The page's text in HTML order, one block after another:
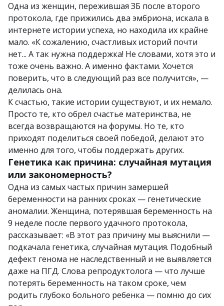
Одна из женщин, пережившая ЗБ после второго
протокола, где прижились два эмбриона, искала в
интернете истории успеха, но находила их крайне
мало. «К сожалению, счастливых историй почти
нет... А так нужна поддержка! Не словами, хотя это и
тоже очень важно. А именно фактами. Хочется
поверить, что в следующий раз все получится», —
делилась она.
К счастью, такие истории существуют, и их немало.
Просто те, кто обрел счастье материнства, не
всегда возвращаются на форумы. Но те, кто
приходят поделиться своей победой, делают это
именно для того, чтобы поддержать других.
Генетика как причина: случайная мутация
или закономерность?
Одна из самых частых причин замершей
беременности на ранних сроках — генетические
аномалии. Женщина, потерявшая беременность на
9 неделе после первого удачного протокола,
рассказывает: «В этот раз причину мы выяснили —
подкачала генетика, случайная мутация. Подобный
дефект генома не наследственный и не выявляется
даже на ПГД. Слова репродуктолога — что лучше
потерять беременность на таком сроке, чем
родить глубоко больного ребенка — помню до сих